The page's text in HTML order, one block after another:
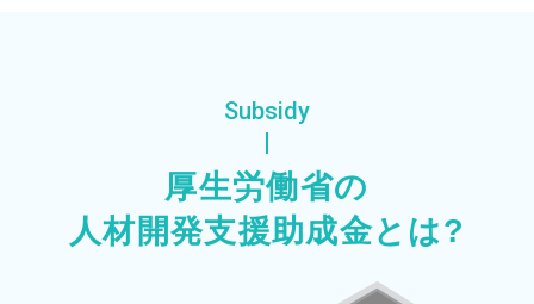
Subsidy
厚生労働省の
人材開発支援助成金とは?